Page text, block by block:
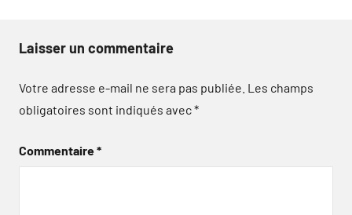
Laisser un commentaire
Votre adresse e-mail ne sera pas publiée. Les champs
obligatoires sont indiqués avec*
Commentaire*